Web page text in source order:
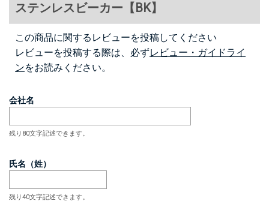
ステンレスビーカー【BK】
この商品に関するレビューを投稿してください
レビューを投稿する際は、必ずレビュー・ガイドライ
ンをお読みください。
会社名
残り80文字記述できます。
氏名（姓）
残り40文字記述できます。